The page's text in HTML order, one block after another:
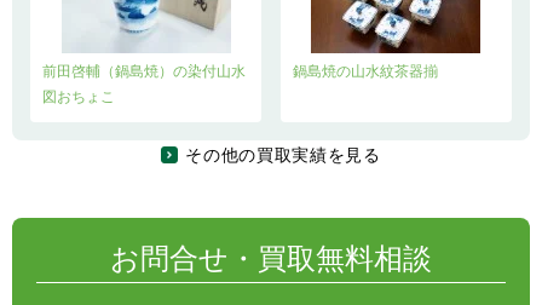
前田啓輔（鍋島焼）の染付山水
図おちょこ
鍋島焼の山水紋茶器揃
その他の買取実績を見る
お問合せ・買取無料相談